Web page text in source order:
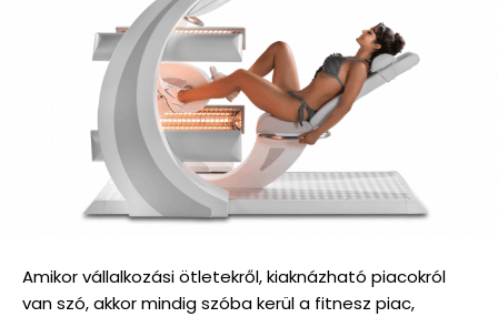
Amikor vállalkozási ötletekről, kiaknázható piacokról
van szó, akkor mindig szóba kerül a fitnesz piac,